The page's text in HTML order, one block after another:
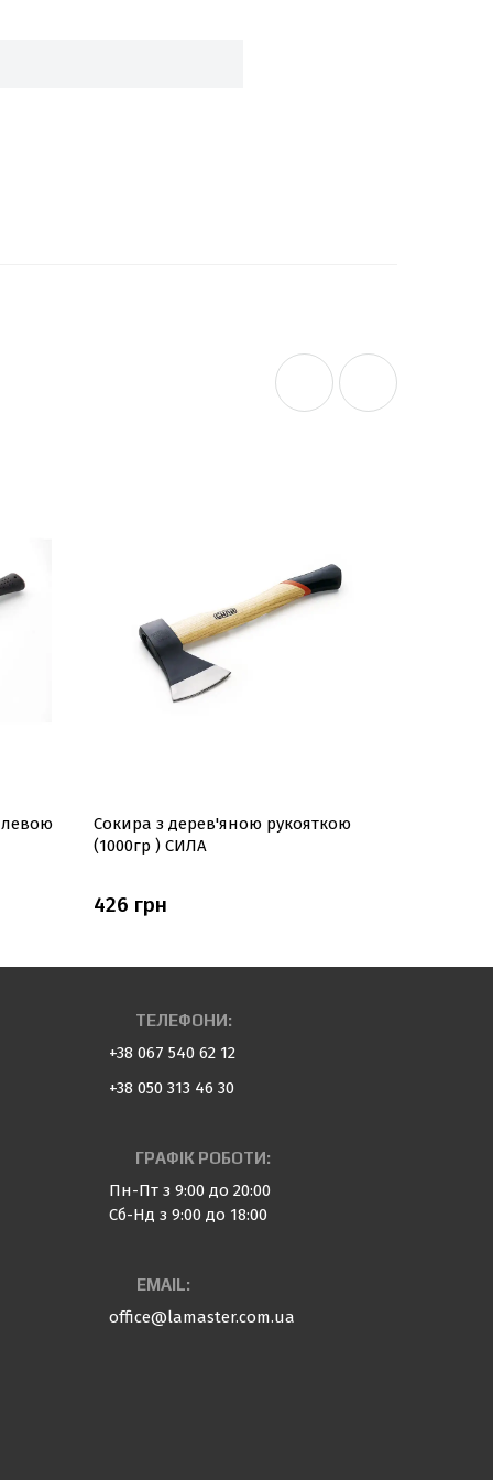
Сокира з дерев'яною рукояткою
(1000гр ) СИЛА
426 грн
ТЕЛЕФОНИ:
+38 067 540 62 12
+38 050 313 46 30
ГРАФІК РОБОТИ:
Пн-Пт з 9:00 до 20:00
Сб-Нд з 9:00 до 18:00
EMAIL:
office@lamaster.com.ua